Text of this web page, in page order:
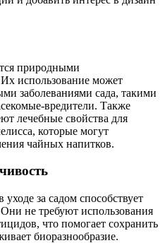
природными
использование может
заболеваниями сада, такими
вредители. Также
лечебные свойства для
которые могут
чайных напитков.
за садом способствует
не требуют использования
что помогает сохранить
биоразнообразие.